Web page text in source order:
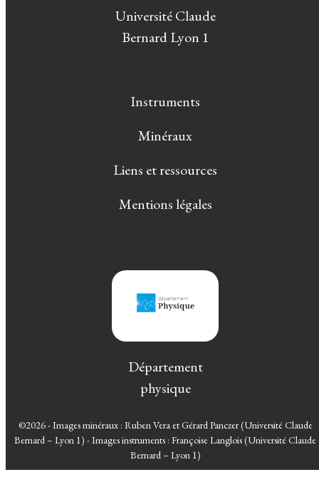
Université Claude
Bernard Lyon 1
Instruments
Minéraux
Liens et ressources
Mentions légales
Département
physique
©2026 - Images minéraux : Ruben Vera et Gérard Panczer (Université Claude
Bernard – Lyon 1) - Images instruments : Françoise Langlois (Université Claude
Bernard – Lyon 1)